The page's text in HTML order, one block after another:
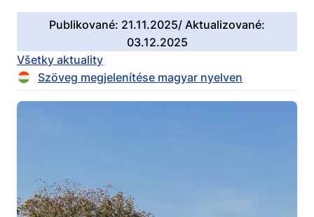
Publikované: 21.11.2025/ Aktualizované:
03.12.2025
Všetky aktuality
Szöveg megjelenítése magyar nyelven